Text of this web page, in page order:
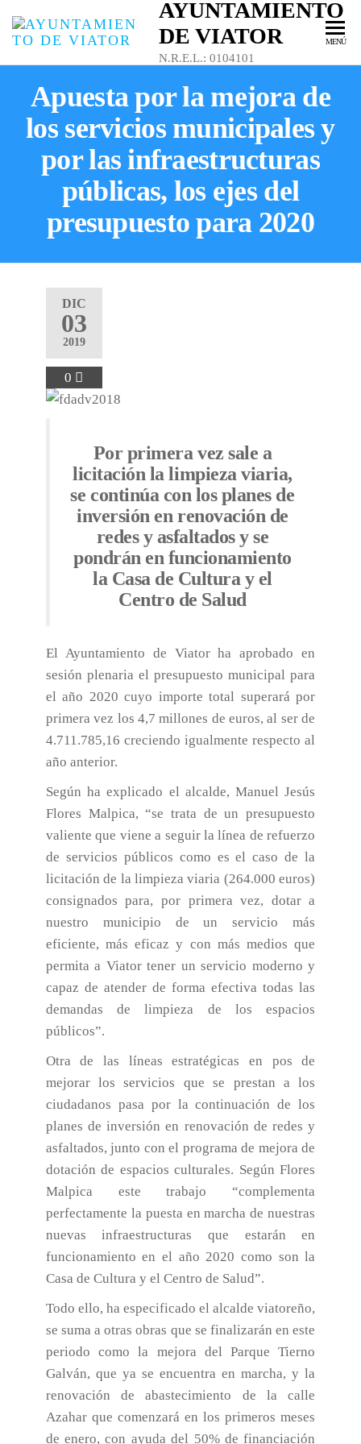
AYUNTAMIENTO
DE VIATOR
N.R.E.L.: 0104101
MENÚ
Apuesta por la mejora de
los servicios municipales y
por las infraestructuras
públicas, los ejes del
presupuesto para 2020
DIC
03
2019
0
Por primera vez sale a
licitación la limpieza viaria,
se continúa con los planes de
inversión en renovación de
redes y asfaltados y se
pondrán en funcionamiento
la Casa de Cultura y el
Centro de Salud
El Ayuntamiento de Viator ha aprobado en
sesión plenaria el presupuesto municipal para
el año 2020 cuyo importe total superará por
primera vez los 4,7 millones de euros, al ser de
4.711.785,16 creciendo igualmente respecto al
año anterior.
Según ha explicado el alcalde, Manuel Jesús
Flores Malpica, “se trata de un presupuesto
valiente que viene a seguir la línea de refuerzo
de servicios públicos como es el caso de la
licitación de la limpieza viaria (264.000 euros)
consignados para, por primera vez, dotar a
nuestro municipio de un servicio más
eficiente, más eficaz y con más medios que
permita a Viator tener un servicio moderno y
capaz de atender de forma efectiva todas las
demandas de limpieza de los espacios
públicos”.
Otra de las líneas estratégicas en pos de
mejorar los servicios que se prestan a los
ciudadanos pasa por la continuación de los
planes de inversión en renovación de redes y
asfaltados, junto con el programa de mejora de
dotación de espacios culturales. Según Flores
Malpica este trabajo “complementa
perfectamente la puesta en marcha de nuestras
nuevas infraestructuras que estarán en
funcionamiento en el año 2020 como son la
Casa de Cultura y el Centro de Salud”.
Todo ello, ha especificado el alcalde viatoreño,
se suma a otras obras que se finalizarán en este
periodo como la mejora del Parque Tierno
Galván, que ya se encuentra en marcha, y la
renovación de abastecimiento de la calle
Azahar que comenzará en los primeros meses
de enero, con ayuda del 50% de financiación